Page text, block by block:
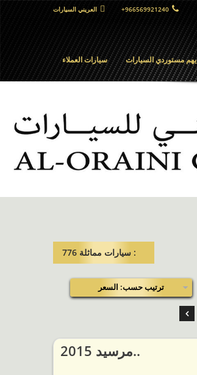
العريني السيارات +966569921240
سيارات العملاء يهم مستوردي السيارات
: سيارات مماثلة​ 776
ترتيب حسب: السعر
2015 مرسيد..